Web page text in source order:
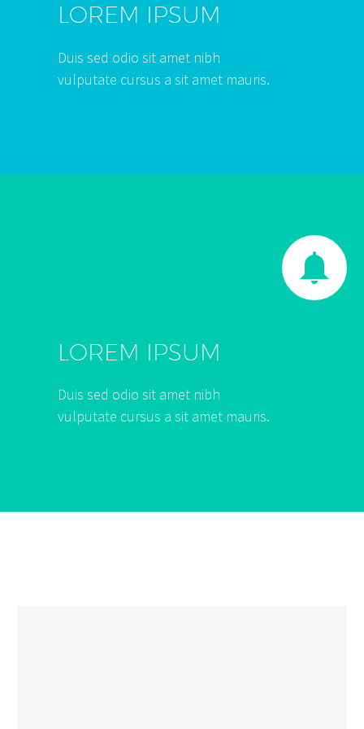
LOREM IPSUM
Duis sed odio sit amet nibh
vulputate cursus a sit amet mauris.


LOREM IPSUM
Duis sed odio sit amet nibh
vulputate cursus a sit amet mauris.